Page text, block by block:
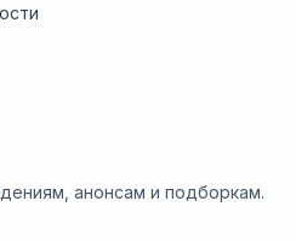
анонсам и подборкам.